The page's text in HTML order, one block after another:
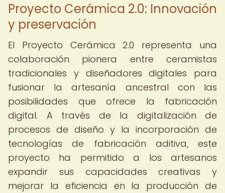
Proyecto Cerámica 2.0: Innovación
y preservación
El Proyecto Cerámica 2.0 representa una
colaboración pionera entre ceramistas
tradicionales y diseñadores digitales para
fusionar la artesanía ancestral con las
posibilidades que ofrece la fabricación
digital. A través de la digitalización de
procesos de diseño y la incorporación de
tecnologías de fabricación aditiva, este
proyecto ha permitido a los artesanos
expandir sus capacidades creativas y
mejorar la eficiencia en la producción de